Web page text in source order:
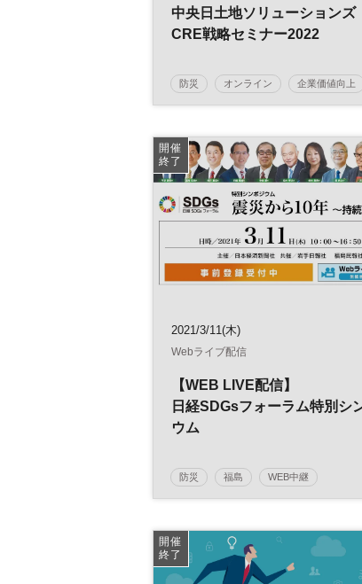
中央日土地ソリューションズ
CRE戦略セミナー2022
防災 オンライン 企業価値向上
不動産投資 不動産マーケット
開催
終了
2021/3/11(木)
Webライブ配信
【WEB LIVE配信】
日経SDGsフォーラム特別シ
ウム
へ防災 福島 WEB中継
震災 参加無料
開催
終了